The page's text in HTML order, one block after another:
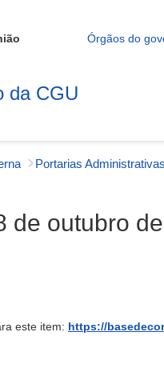
Órgãos do
da CGU
de outubro
este item: https://